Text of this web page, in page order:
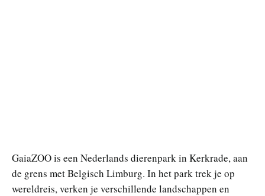
GaiaZOO is een Nederlands dierenpark in Kerkrade, aan
de grens met Belgisch Limburg. In het park trek je op
wereldreis, verken je verschillende landschappen en